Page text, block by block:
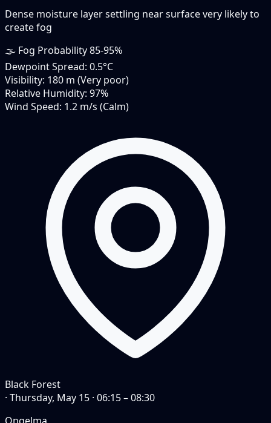
Dense moisture layer settling near surface very likely to
create fog
🌫️ Fog Probability85-95%
Dewpoint Spread: 0.5°C
Visibility: 180 m (Very poor)
Relative Humidity: 97%
Wind Speed: 1.2 m/s (Calm)
Black Forest
· Thursday, May 15 · 06:15 – 08:30